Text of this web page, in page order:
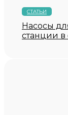
СТАТЬИ
Насосы
станции